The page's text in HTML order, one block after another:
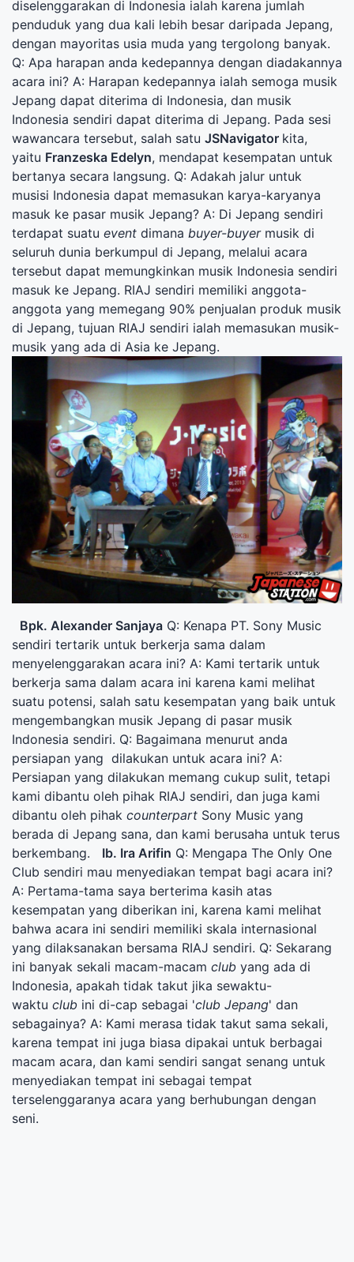
diselenggarakan di Indonesia ialah karena jumlah
penduduk yang dua kali lebih besar daripada Jepang,
dengan mayoritas usia muda yang tergolong banyak.
Q: Apa harapan anda kedepannya dengan diadakannya
acara ini? A: Harapan kedepannya ialah semoga musik
Jepang dapat diterima di Indonesia, dan musik
Indonesia sendiri dapat diterima di Jepang. Pada sesi
wawancara tersebut, salah satu JSNavigator kita,
yaitu Franzeska Edelyn, mendapat kesempatan untuk
bertanya secara langsung. Q: Adakah jalur untuk
musisi Indonesia dapat memasukan karya-karyanya
masuk ke pasar musik Jepang? A: Di Jepang sendiri
terdapat suatu event dimana buyer-buyer musik di
seluruh dunia berkumpul di Jepang, melalui acara
tersebut dapat memungkinkan musik Indonesia sendiri
masuk ke Jepang. RIAJ sendiri memiliki anggota-
anggota yang memegang 90% penjualan produk musik
di Jepang, tujuan RIAJ sendiri ialah memasukan musik-
musik yang ada di Asia ke Jepang.
Bpk. Alexander Sanjaya Q: Kenapa PT. Sony Music
sendiri tertarik untuk berkerja sama dalam
menyelenggarakan acara ini? A: Kami tertarik untuk
berkerja sama dalam acara ini karena kami melihat
suatu potensi, salah satu kesempatan yang baik untuk
mengembangkan musik Jepang di pasar musik
Indonesia sendiri. Q: Bagaimana menurut anda
persiapan yang dilakukan untuk acara ini? A:
Persiapan yang dilakukan memang cukup sulit, tetapi
kami dibantu oleh pihak RIAJ sendiri, dan juga kami
dibantu oleh pihak counterpart Sony Music yang
berada di Jepang sana, dan kami berusaha untuk terus
berkembang. Ib. Ira Arifin Q: Mengapa The Only One
Club sendiri mau menyediakan tempat bagi acara ini?
A: Pertama-tama saya berterima kasih atas
kesempatan yang diberikan ini, karena kami melihat
bahwa acara ini sendiri memiliki skala internasional
yang dilaksanakan bersama RIAJ sendiri. Q: Sekarang
ini banyak sekali macam-macam club yang ada di
Indonesia, apakah tidak takut jika sewaktu-
waktu club ini di-cap sebagai 'club Jepang' dan
sebagainya? A: Kami merasa tidak takut sama sekali,
karena tempat ini juga biasa dipakai untuk berbagai
macam acara, dan kami sendiri sangat senang untuk
menyediakan tempat ini sebagai tempat
terselenggaranya acara yang berhubungan dengan
seni.